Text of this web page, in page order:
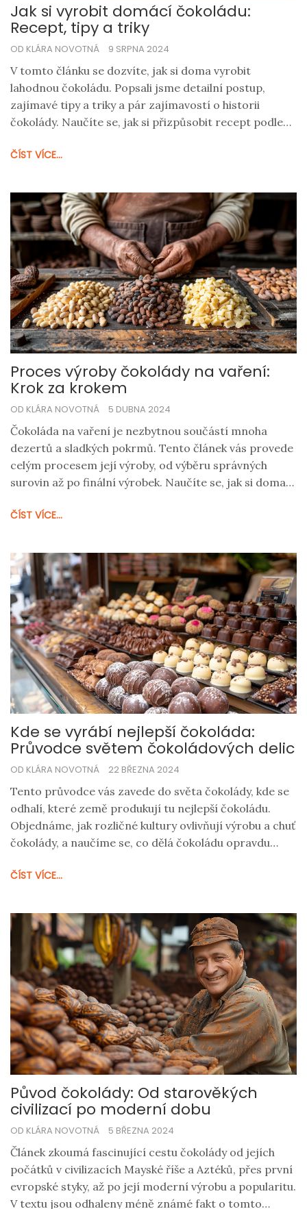
Jak si vyrobit domácí čokoládu:
Recept, tipy a triky
OD KLÁRA NOVOTNÁ 9 SRPNA 2024
V tomto článku se dozvíte, jak si doma vyrobit
lahodnou čokoládu. Popsali jsme detailní postup,
zajímavé tipy a triky a pár zajímavostí o historii
čokolády. Naučíte se, jak si přizpůsobit recept podle
ČÍST VÍCE...
Proces výroby čokolády na vaření:
Krok za krokem
OD KLÁRA NOVOTNÁ 5 DUBNA 2024
Čokoláda na vaření je nezbytnou součástí mnoha
dezertů a sladkých pokrmů. Tento článek vás provede
celým procesem její výroby, od výběru správných
surovin až po finální výrobek. Naučíte se, jak si doma
základem vašich kulinárních dobrodružství. Budete
kterým bude vaše domácí čokoláda neodolatelná.
ČÍST VÍCE...
Kde se vyrábí nejlepší čokoláda:
Průvodce světem čokoládových delic
OD KLÁRA NOVOTNÁ 22 BŘEZNA 2024
Tento průvodce vás zavede do světa čokolády, kde se
odhalí, které země produkují tu nejlepší čokoládu.
Objednáme, jak rozličné kultury ovlivňují výrobu a chuť
čokolády, a naučíme se, co dělá čokoládu opravdu
nejlepší čokoládové pochoutky.
ČÍST VÍCE...
Původ čokolády: Od starověkých
civilizací po moderní dobu
OD KLÁRA NOVOTNÁ 5 BŘEZNA 2024
Článek zkoumá fascinující cestu čokolády od jejích
počátků v civilizacích Mayské říše a Aztéků, přes první
evropské styky, až po její moderní výrobu a popularitu.
V textu jsou odhaleny méně známé fakt o tomto